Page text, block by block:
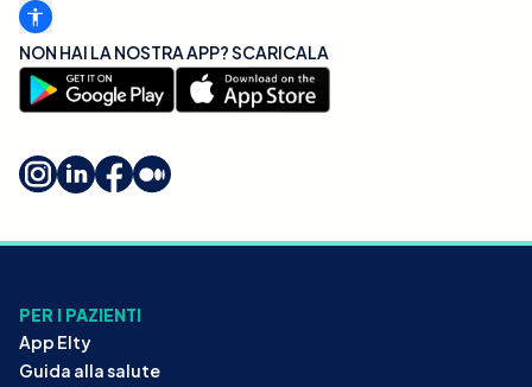
NON HAI LA NOSTRA APP? SCARICALA
PER I PAZIENTI
App Elty
Guida alla salute